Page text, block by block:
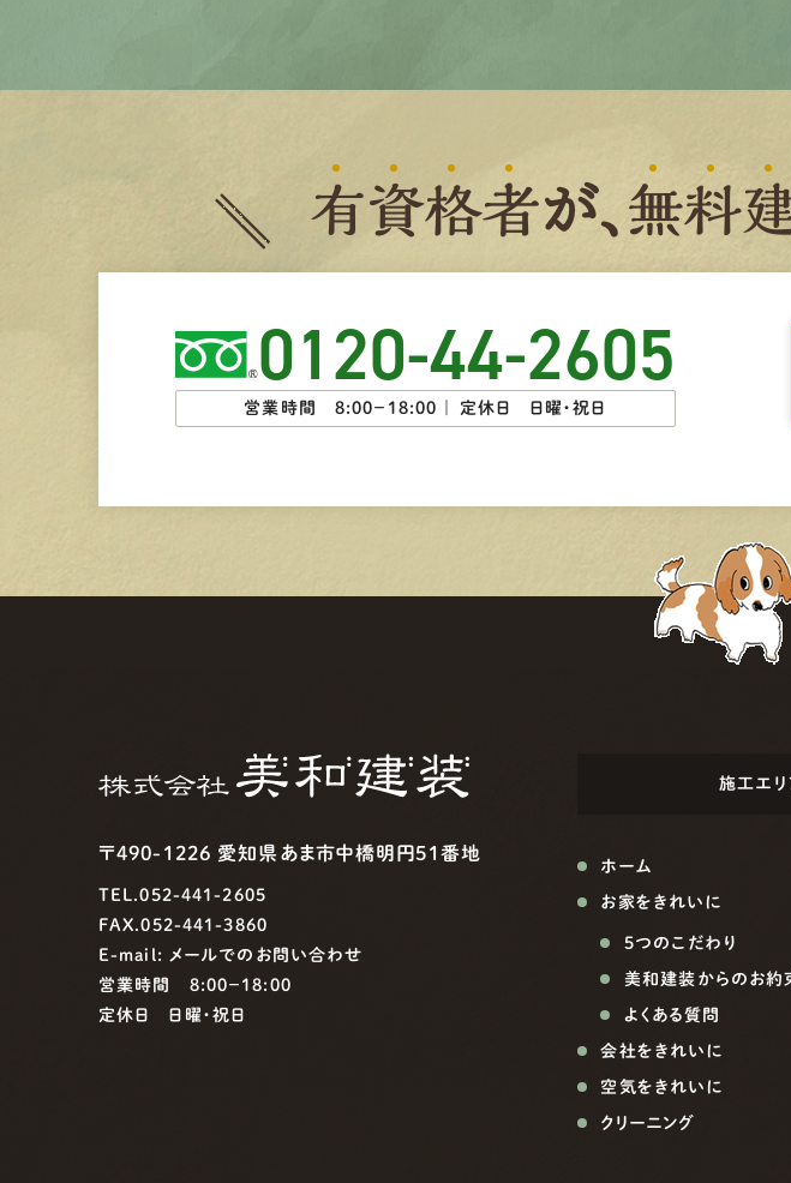
有資格者が、 無料
0120-44-2605
営業時間 8:00−18:00 ｜ 定休日 日曜・祝日
〒490-1226 愛知県あま市中橋明円51番地
TEL.052-441-2605
FAX.052-441-3860
E-mail: メールでのお問い合わせ
営業時間 8:00−18:00
定休日 日曜・祝日
施工
ホーム
お家をきれいに
5つのこだわり
美和建装からのお約
よくある質問
会社をきれいに
空気をきれいに
クリーニング